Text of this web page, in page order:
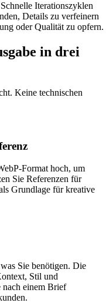
Iterationszyklen
Details zu verfeinern
oder Qualität zu opfern.
in drei
Keine technischen
Format hoch, um
Sie Referenzen für
Grundlage für kreative
Sie benötigen. Die
Stil und
nach einem Brief